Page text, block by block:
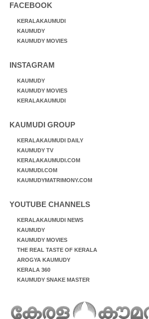
FACEBOOK
KERALAKAUMUDI
KAUMUDY
KAUMUDY MOVIES
INSTAGRAM
KAUMUDY
KAUMUDY MOVIES
KERALAKAUMUDI
KAUMUDI GROUP
KERALAKAUMUDI DAILY
KAUMUDY TV
KERALAKAUMUDI.COM
KAUMUDI.COM
KAUMUDYMATRIMONY.COM
YOUTUBE CHANNELS
KERALAKAUMUDI NEWS
KAUMUDY
KAUMUDY MOVIES
THE REAL TASTE OF KERALA
AROGYA KAUMUDY
KERALA 360
KAUMUDY SNAKE MASTER